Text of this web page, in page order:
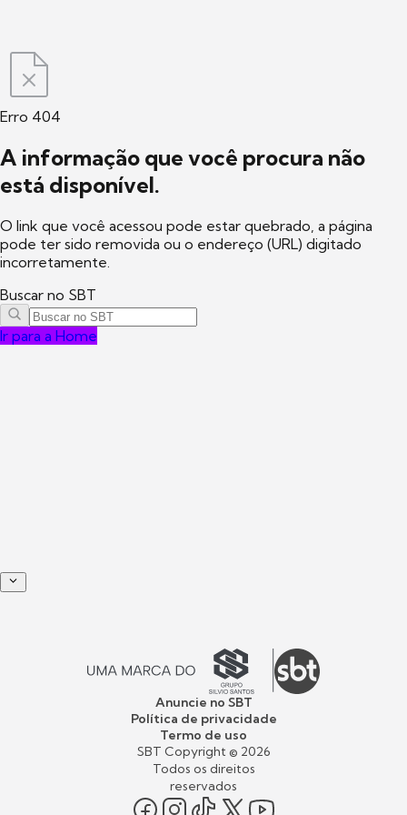
Erro 404
A informação que você procura não
está disponível.
O link que você acessou pode estar quebrado, a página
pode ter sido removida ou o endereço (URL) digitado
incorretamente.
Buscar no SBT
Ir para a Home
Anuncie no SBT
Política de privacidade
Termo de uso
SBT Copyright © 2026
Todos os direitos
reservados